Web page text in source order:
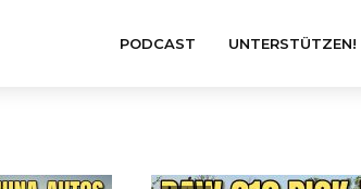
PODCAST UNTERSTÜTZEN!